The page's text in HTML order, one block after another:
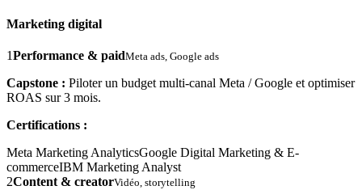
Marketing digital
1Performance & paidMeta ads, Google ads
Capstone : Piloter un budget multi-canal Meta / Google et optimiser
ROAS sur 3 mois.
Certifications :
Meta Marketing AnalyticsGoogle Digital Marketing & E-
commerceIBM Marketing Analyst
2Content & creatorVidéo, storytelling